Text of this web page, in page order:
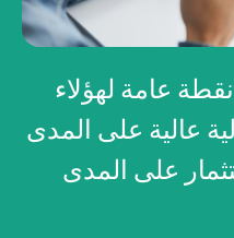
عامة لهؤلاء
عالية على المدى
على المدى